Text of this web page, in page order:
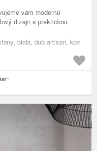
vám modernú
dizajn s praktickou
biela, dub artisan, kov